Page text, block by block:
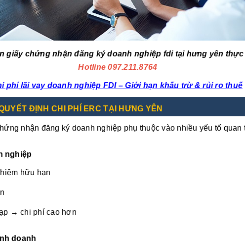
giấy chứng nhận đăng ký doanh nghiệp fdi tại hưng yên thực
Hotline 097.211.8764
phí lãi vay doanh nghiệp FDI – Giới hạn khấu trừ & rủi ro thuế
ĐỊNH CHI PHÍ ERC TẠI HƯNG YÊN
nhận đăng ký doanh nghiệp phụ thuộc vào nhiều yếu tố quan
nghiệp
hữu hạn
→ chi phí cao hơn
doanh